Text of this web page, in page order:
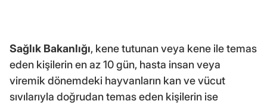
Sağlık Bakanlığı, kene tutunan veya kene ile temas
eden kişilerin en az 10 gün, hasta insan veya
viremik dönemdeki hayvanların kan ve vücut
sıvılarıyla doğrudan temas eden kişilerin ise